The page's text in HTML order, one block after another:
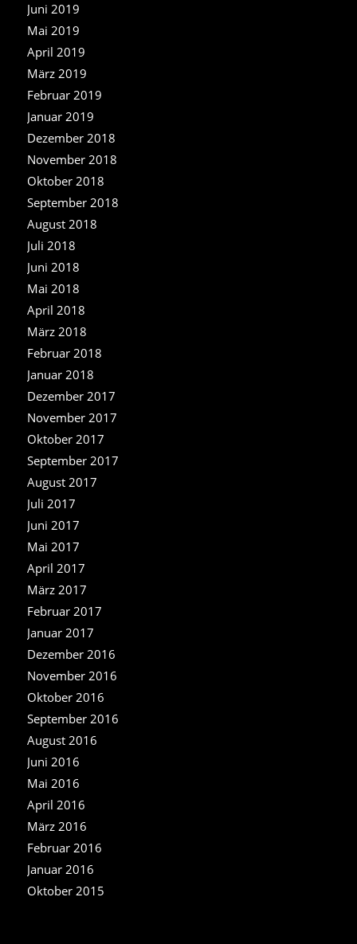
Juni 2019
Mai 2019
April 2019
März 2019
Februar 2019
Januar 2019
Dezember 2018
November 2018
Oktober 2018
September 2018
August 2018
Juli 2018
Juni 2018
Mai 2018
April 2018
März 2018
Februar 2018
Januar 2018
Dezember 2017
November 2017
Oktober 2017
September 2017
August 2017
Juli 2017
Juni 2017
Mai 2017
April 2017
März 2017
Februar 2017
Januar 2017
Dezember 2016
November 2016
Oktober 2016
September 2016
August 2016
Juni 2016
Mai 2016
April 2016
März 2016
Februar 2016
Januar 2016
Oktober 2015